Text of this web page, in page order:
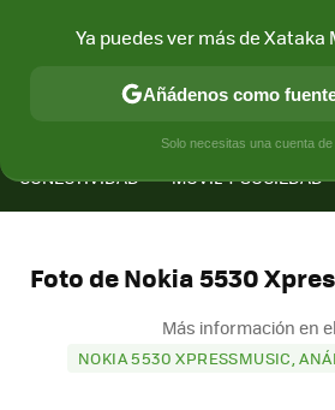
CONECTIVIDAD MÓVIL Y SOCIEDAD
Foto de Nokia 5530
Más información en
NOKIA 5530 XPRESSMUSIC,
Ya puedes ver más de Xataka
Añádenos como
Solo necesitas una cuenta de